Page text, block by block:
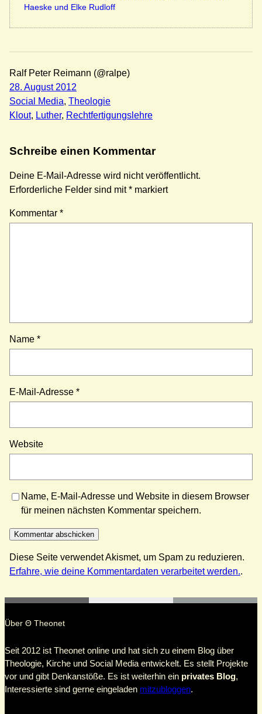
Haeske und Elke Rudloff
Ralf Peter Reimann (@ralpe)
28. August 2012
Social Media, Theologie
Klout, Luther, Rechtfertigungslehre
Schreibe einen Kommentar
Deine E-Mail-Adresse wird nicht veröffentlicht.
Erforderliche Felder sind mit* markiert
Kommentar *
Name *
E-Mail-Adresse *
Website
Name, E-Mail-Adresse und Website in diesem Browser
für meinen nächsten Kommentar speichern.
Diese Seite verwendet Akismet, um Spam zu reduzieren.
Erfahre, wie deine Kommentardaten verarbeitet werden..
Über Θ Theonet
Seit 2012 ist Theonet online und hat sich zu einem Blog über
Theologie, Kirche und Social Media entwickelt. Es stellt Projekte
vor und gibt Denkanstöße. Es ist weiterhin ein privates Blog,
Interessierte sind gerne eingeladen mitzubloggen.